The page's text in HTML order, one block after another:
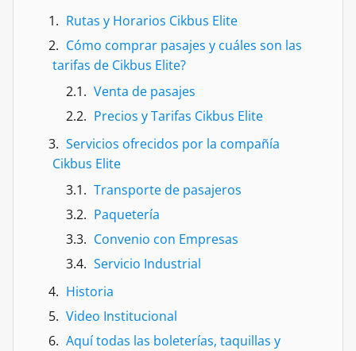
Rutas y Horarios Cikbus Elite
Cómo comprar pasajes y cuáles son las
tarifas de Cikbus Elite?
Venta de pasajes
Precios y Tarifas Cikbus Elite
Servicios ofrecidos por la compañía
Cikbus Elite
Transporte de pasajeros
Paquetería
Convenio con Empresas
Servicio Industrial
Historia
Video Institucional
Aquí todas las boleterías, taquillas y